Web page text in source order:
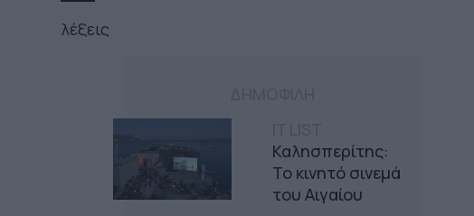
λέξεις
Καλησπερίτης:
Το κινητό σινεμά
του Αιγαίου